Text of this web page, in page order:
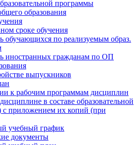
программы
образования
сроке обучения
обучающихся по реализуемым образ.
иностранных гражданам по ОП
выпускников
к рабочим программам дисциплин
в составе образовательной
с приложением их копий (при
учебный график
документы